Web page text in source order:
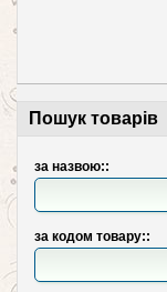
Пошук товарів
за назвою::
за кодом товару::